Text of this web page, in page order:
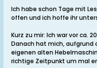
Ich habe schon Tage mit
offen und ich hoffe ihr
Kurz zu mir: Ich war vor ca.
Danach hat mich, aufgrund
eigenen alten
richtige Zeitpunkt um mal